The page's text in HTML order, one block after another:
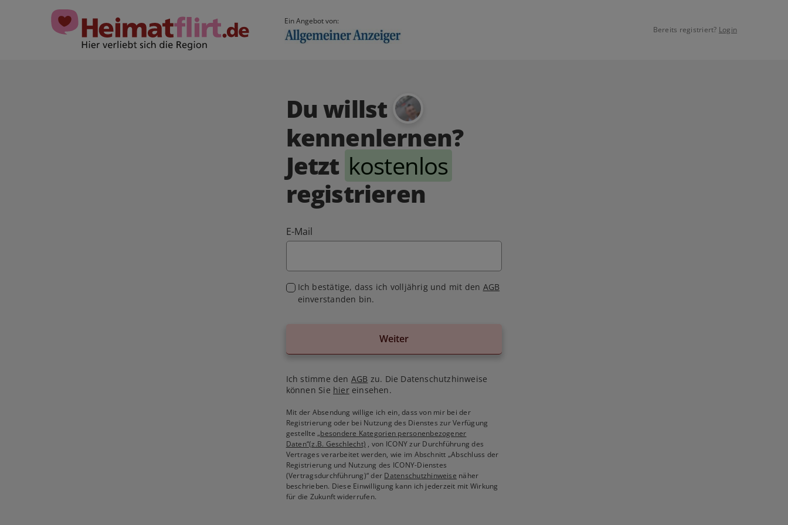
Ein Angebot von:
Bereits registriert? Login
Du willst
kennenlernen?
Jetzt kostenlos
registrieren
E-Mail
Ich bestätige, dass ich volljährig und mit den AGB
einverstanden bin.
Weiter
Ich stimme den AGB zu. Die Datenschutzhinweise
können Sie hiereinsehen.
Mit der Absendung willige ich ein, dass von mir bei der
Registrierung oder bei Nutzung des Dienstes zur Verfügung
gestellte„besondere Kategorien personenbezogener
Daten“(z.B. Geschlecht) , von ICONY zur Durchführung des
Vertrages verarbeitet werden, wie im Abschnitt „Abschluss der
Registrierung und Nutzung des ICONY-Dienstes
(Vertragsdurchführung)“ der Datenschutzhinweise näher
beschrieben. Diese Einwilligung kann ich jederzeit mit Wirkung
für die Zukunft widerrufen.